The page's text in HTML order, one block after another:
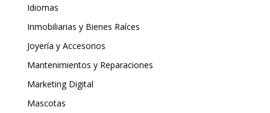
Idiomas
Inmobiliarias y Bienes Raíces
Joyería y Accesorios
Mantenimientos y Reparaciones
Marketing Digital
Mascotas